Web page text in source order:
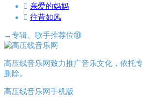
 亲爱的妈妈
 往昔如风
→专辑、歌手推荐位⑩
高压线音乐网致力推广音乐文化，依托
删除。
高压线音乐网手机版